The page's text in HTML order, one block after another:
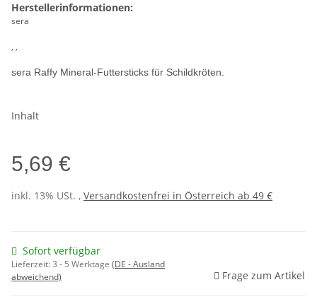
Herstellerinformationen:
sera
, ,
sera Raffy Mineral-Futtersticks für Schildkröten.
Inhalt
5,69 €
inkl. 13% USt. , Versandkostenfrei in Österreich ab 49 €
Sofort verfügbar
Lieferzeit:3 - 5 Werktage (DE - Ausland
abweichend)
Frage zum Artikel